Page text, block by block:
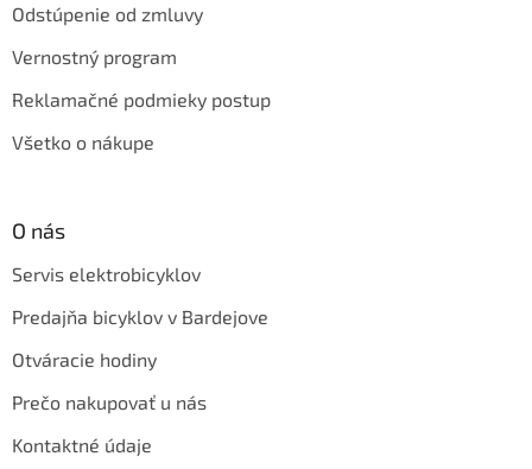
Odstúpenie od zmluvy
Vernostný program
Reklamačné podmieky postup
Všetko o nákupe
O nás
Servis elektrobicyklov
Predajňa bicyklov v Bardejove
Otváracie hodiny
Prečo nakupovať u nás
Kontaktné údaje